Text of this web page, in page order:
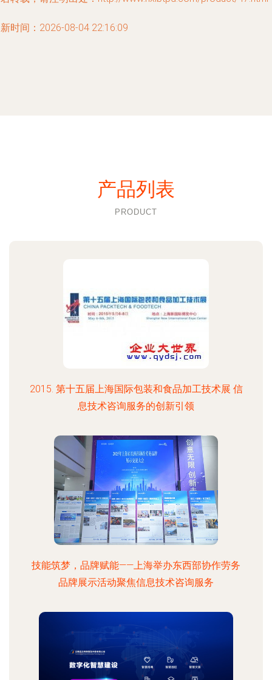
时间：2026-08-04 22:16:09
产品列表
PRODUCT
2015. 第十五届上海国际包装和食品加工技术展 信
息技术咨询服务的创新引领
技能筑梦，品牌赋能——上海举办东西部协作劳务
品牌展示活动聚焦信息技术咨询服务